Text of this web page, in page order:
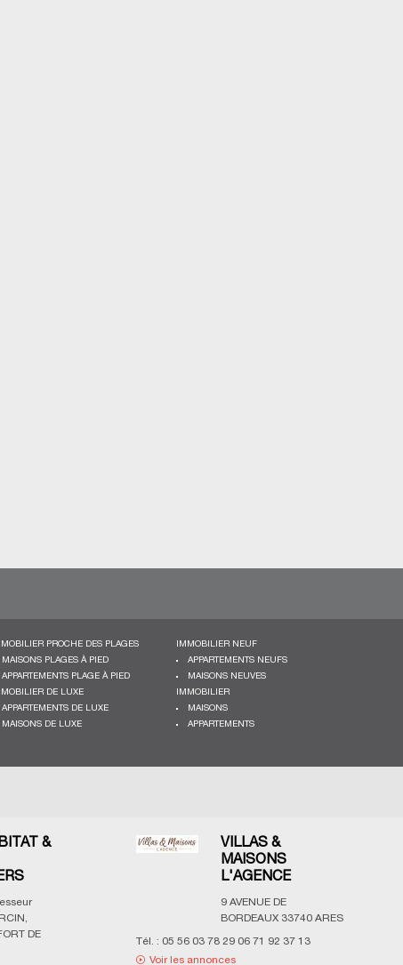
PROCHE DES PLAGES
MAISONS PLAGES À PIED
APPARTEMENTS PLAGE À PIED
IMMOBILIER NEUF
APPARTEMENTS NEUFS
MAISONS NEUVES
DE LUXE
APPARTEMENTS DE LUXE
MAISONS DE LUXE
IMMOBILIER
MAISONS
APPARTEMENTS
&
DE
VILLAS &
MAISONS
L'AGENCE
9 AVENUE DE
BORDEAUX 33740 ARES
05 56 03 78 29 06 71 92 37 13
Voir les annonces